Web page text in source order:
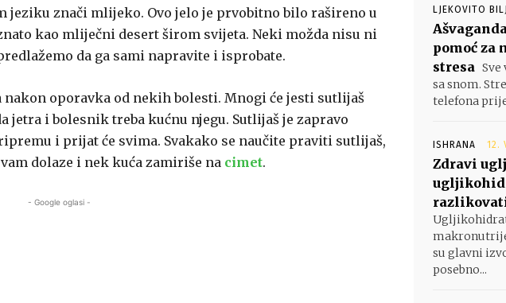
jeziku znači mlijeko. Ovo jelo je prvobitno bilo rašireno u
kao mliječni desert širom svijeta. Neki možda nisu ni
da ga sami napravite i isprobate.
nakon oporavka od nekih bolesti. Mnogi će jesti sutlijaš
jetra i bolesnik treba kućnu njegu. Sutlijaš je zapravo
i prijat će svima. Svakako se naučite praviti sutlijaš,
dolaze i nek kuća zamiriše na cimet.
- Google oglasi -
LJEKOVITO
pomoć za
stresa
sa snom.
telefona
ISHRANA 12.
Zdravi
su glavni
posebno...